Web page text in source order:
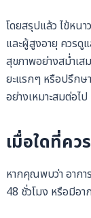
โดยสรุปแล้ว ไข้หน
และผู้สูงอายุ ควรดู
สุขภาพอย่างสม่ำเ
ยะแรกๆ หรือปรึกษ
อย่างเหมาะสมต่อไป
เมื่อใดที่ค
หากคุณพบว่า อาก
48 ชั่วโมง หรือมีอ